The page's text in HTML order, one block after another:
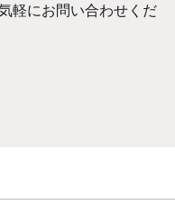
軽にお問い合わせくだ